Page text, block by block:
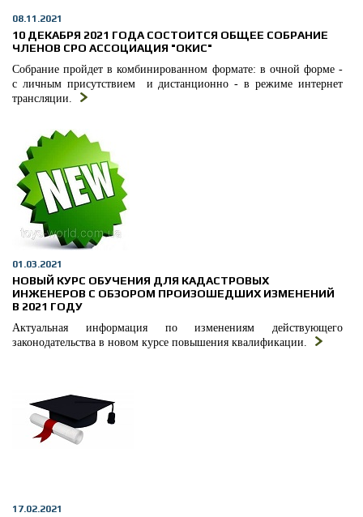
08.11.2021
10 ДЕКАБРЯ 2021 ГОДА СОСТОИТСЯ ОБЩЕЕ СОБРАНИЕ
ЧЛЕНОВ СРО АССОЦИАЦИЯ "ОКИС"
Собрание пройдет в комбинированном формате: в очной форме -
с личным присутствием и дистанционно - в режиме интернет
трансляции.
01.03.2021
НОВЫЙ КУРС ОБУЧЕНИЯ ДЛЯ КАДАСТРОВЫХ
ИНЖЕНЕРОВ С ОБЗОРОМ ПРОИЗОШЕДШИХ ИЗМЕНЕНИЙ
В 2021 ГОДУ
Актуальная информация по изменениям действующего
законодательства в новом курсе повышения квалификации.
17.02.2021